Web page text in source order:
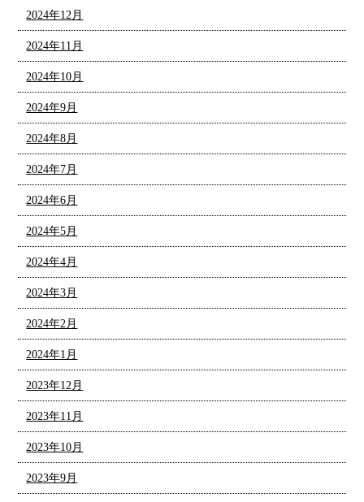
2024年12月
2024年11月
2024年10月
2024年9月
2024年8月
2024年7月
2024年6月
2024年5月
2024年4月
2024年3月
2024年2月
2024年1月
2023年12月
2023年11月
2023年10月
2023年9月